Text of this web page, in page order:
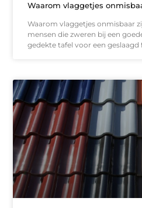
Waarom vlaggetjes
Waarom vlaggetjes onmisbaar
mensen die zweren bij een
gedekte tafel voor een geslaagd